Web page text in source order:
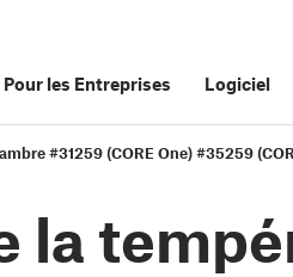
Pour les Entreprises Logiciel
#31259 (CORE One) #35259
la